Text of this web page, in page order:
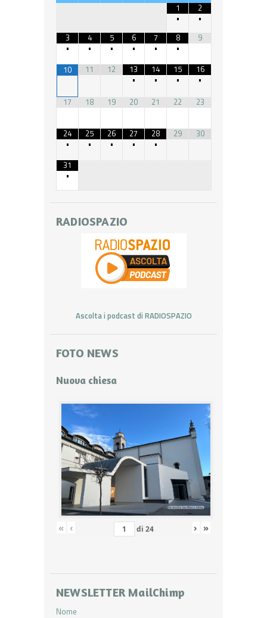
1
•
2
•
3
•
4
•
5
•
6
•
7
•
8
•
9
10 11 12
13
•
14
•
15
•
16
•
17
18 19 20 21 22 23
24
•
25
•
26
•
27
•
28
•
29 30
31
•
RADIOSPAZIO
Ascolta i podcast di RADIOSPAZIO
FOTO NEWS
Nuova chiesa
« ‹ di 24 › »
NEWSLETTER MailChimp
Nome